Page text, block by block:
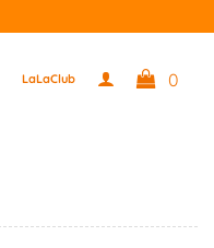
LaLaClub 0